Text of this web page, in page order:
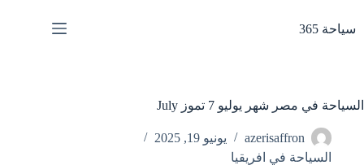
المحتوى
سياحة 365
السياحة في مصر شهر يوليو 7 تموز July
azerisaffron
يونيو 19, 2025
السياحة في افريقيا